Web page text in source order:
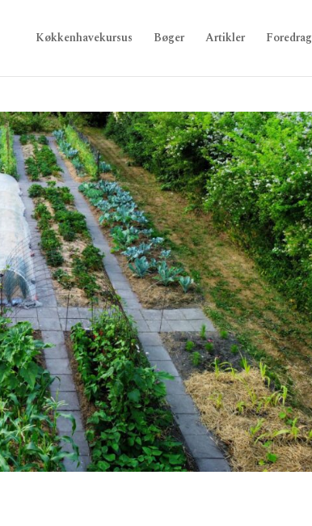
Køkkenhavekursus Bøger Artikler Foredrag